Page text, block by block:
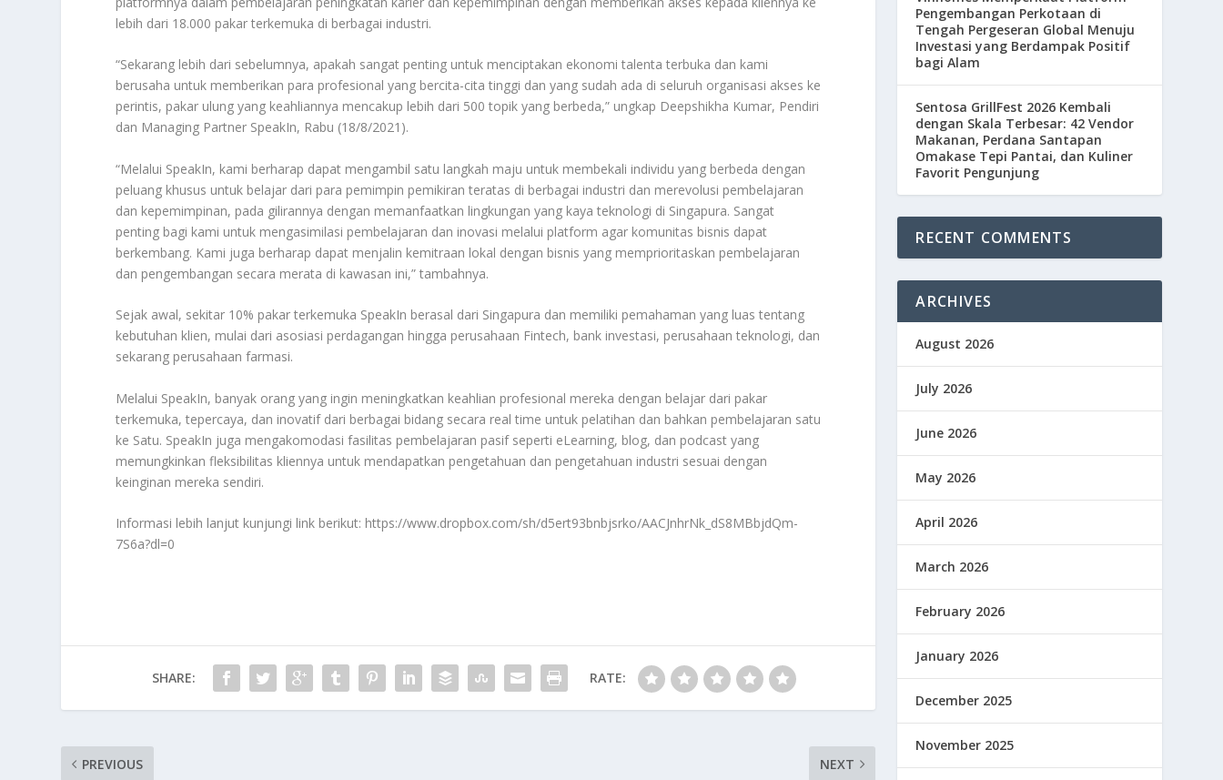
lebih dari 18.000 pakar terkemuka di berbagai industri.
“Sekarang lebih dari sebelumnya, apakah sangat penting untuk menciptakan ekonomi talenta terbuka dan kami
berusaha untuk memberikan para profesional yang bercita-cita tinggi dan yang sudah ada di seluruh organisasi akses ke
perintis, pakar ulung yang keahliannya mencakup lebih dari 500 topik yang berbeda,” ungkap Deepshikha Kumar, Pendiri
dan Managing Partner SpeakIn, Rabu (18/8/2021).
“Melalui SpeakIn, kami berharap dapat mengambil satu langkah maju untuk membekali individu yang berbeda dengan
peluang khusus untuk belajar dari para pemimpin pemikiran teratas di berbagai industri dan merevolusi pembelajaran
dan kepemimpinan, pada gilirannya dengan memanfaatkan lingkungan yang kaya teknologi di Singapura. Sangat
penting bagi kami untuk mengasimilasi pembelajaran dan inovasi melalui platform agar komunitas bisnis dapat
berkembang. Kami juga berharap dapat menjalin kemitraan lokal dengan bisnis yang memprioritaskan pembelajaran
dan pengembangan secara merata di kawasan ini,” tambahnya.
Sejak awal, sekitar 10% pakar terkemuka SpeakIn berasal dari Singapura dan memiliki pemahaman yang luas tentang
kebutuhan klien, mulai dari asosiasi perdagangan hingga perusahaan Fintech, bank investasi, perusahaan teknologi, dan
sekarang perusahaan farmasi.
Melalui SpeakIn, banyak orang yang ingin meningkatkan keahlian profesional mereka dengan belajar dari pakar
terkemuka, tepercaya, dan inovatif dari berbagai bidang secara real time untuk pelatihan dan bahkan pembelajaran satu
ke Satu. SpeakIn juga mengakomodasi fasilitas pembelajaran pasif seperti eLearning, blog, dan podcast yang
memungkinkan fleksibilitas kliennya untuk mendapatkan pengetahuan dan pengetahuan industri sesuai dengan
keinginan mereka sendiri.
Informasi lebih lanjut kunjungi link berikut: https://www.dropbox.com/sh/d5ert93bnbjsrko/AACJnhrNk_dS8MBbjdQm-
7S6a?dl=0
SHARE: RATE:
PREVIOUS NEXT
Pengembangan Perkotaan di
Tengah Pergeseran Global Menuju
Investasi yang Berdampak Positif
bagi Alam
Sentosa GrillFest 2026 Kembali
dengan Skala Terbesar: 42 Vendor
Makanan, Perdana Santapan
Omakase Tepi Pantai, dan Kuliner
Favorit Pengunjung
RECENT COMMENTS
ARCHIVES
August 2026
July 2026
June 2026
May 2026
April 2026
March 2026
February 2026
January 2026
December 2025
November 2025